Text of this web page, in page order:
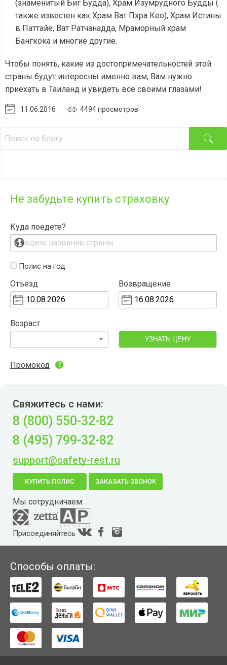
(знаменитый Биг Будда), Храм Изумрудного Будды (
также известен как Храм Ват Пхра Кео), Храм Истины
в Паттайе, Ват Ратчанадда, Мраморный храм
Бангкока и многие другие.
Чтобы понять, какие из достопримечательностей этой
страны будут интересны именно вам, Вам нужно
приехать в Таиланд и увидеть все своими глазами!
11.06.2016 4494 просмотров
Не забудьте купить страховку
Куда поедете?
Полис на год
Отъезд Возвращение
Возраст
УЗНАТЬ ЦЕНУ
Промокод
Свяжитесь с нами:
8 (800) 550-32-82
8 (495) 799-32-82
support@safety-rest.ru
КУПИТЬ ПОЛИС ЗАКАЗАТЬ ЗВОНОК
Мы сотрудничаем:
Присоединяйтесь
Способы оплаты: